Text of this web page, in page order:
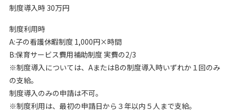
制度導入時 30万円
制度利用時
A:子の看護休暇制度 1,000円×時間
B:保育サービス費用補助制度 実費の2/3
※制度導入については、AまたはBの制度導入時いずれか１回のみ
の支給。
制度導入のみの申請は不可。
※制度利用は、最初の申請日から３年以内５人まで支給。